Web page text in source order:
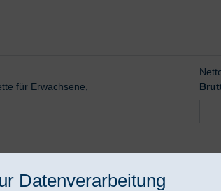
für Erwachsene,
Datenverarbeitung